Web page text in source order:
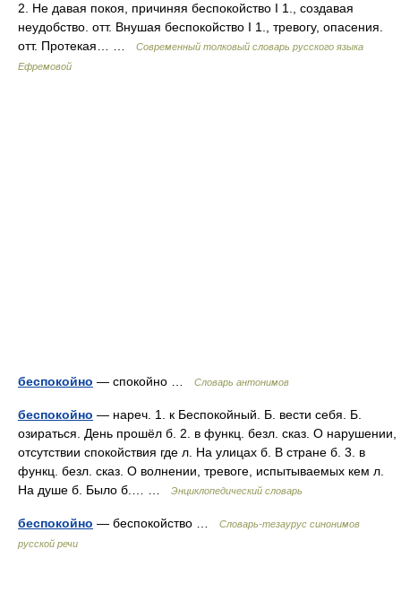
2. Не давая покоя, причиняя беспокойство I 1., создавая
неудобство. отт. Внушая беспокойство I 1., тревогу, опасения.
отт. Протекая… …
Современный толковый словарь русского языка
Ефремовой
беспокойно — спокойно … Словарь антонимов
беспокойно — нареч. 1. к Беспокойный. Б. вести себя. Б.
озираться. День прошёл б. 2. в функц. безл. сказ. О нарушении,
отсутствии спокойствия где л. На улицах б. В стране б. 3. в
функц. безл. сказ. О волнении, тревоге, испытываемых кем л.
На душе б. Было б.… …
Энциклопедический словарь
беспокойно — беспокойство …
Словарь-тезаурус синонимов
русской речи